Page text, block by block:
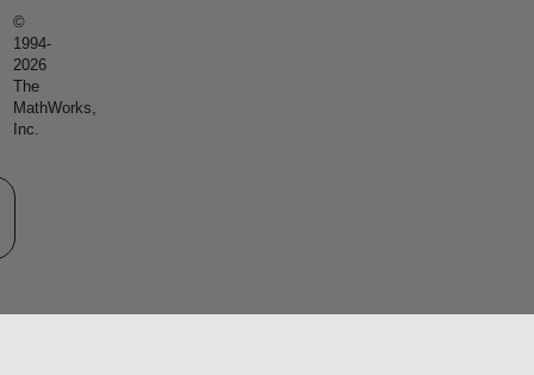
©
1994-
2026
The
MathWorks,
Inc.
サイトの選択